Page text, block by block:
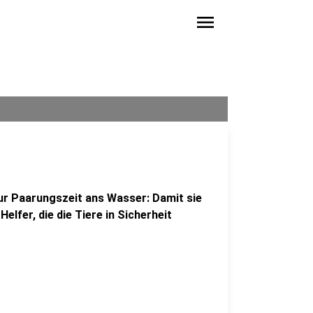
menu
Paarungszeit ans Wasser: Damit sie
die die Tiere in Sicherheit